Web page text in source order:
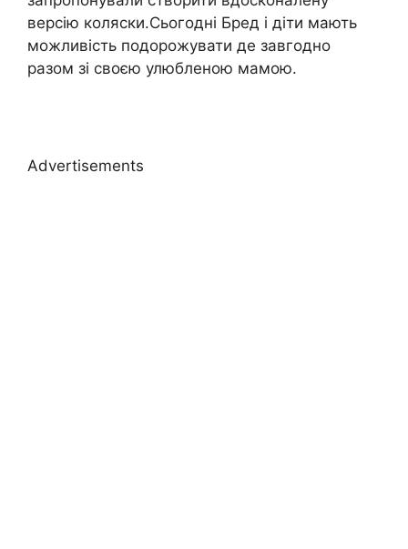
версію коляски.Сьогодні Бред і діти мають
можливість подорожувати де завгодно
разом зі своєю улюбленою мамою.
Advertisements